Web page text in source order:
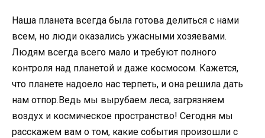
Наша планета всегда была готова делиться с нами
всем, но люди оказались ужасными хозяевами.
Людям всегда всего мало и требуют полного
контроля над планетой и даже космосом. Кажется,
что планете надоело нас терпеть, и она решила дать
нам отпор.Ведь мы вырубаем леса, загрязняем
воздух и космическое пространство! Сегодня мы
расскажем вам о том, какие события произошли с